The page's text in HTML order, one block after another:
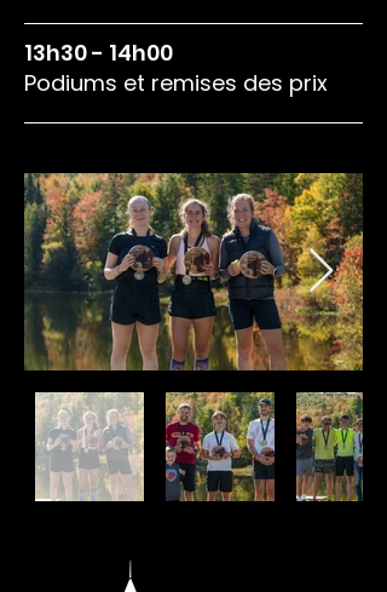
13h30 - 14h00
Podiums et remises des prix